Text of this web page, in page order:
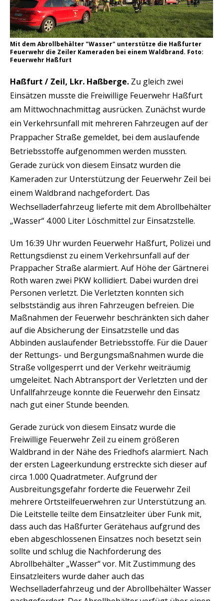
Mit dem Abrollbehälter "Wasser" unterstütze die Haßfurter
Feuerwehr die Zeiler Kameraden bei einem Waldbrand. Foto:
Feuerwehr Haßfurt
Haßfurt / Zeil, Lkr. Haßberge. Zu gleich zwei
Einsätzen musste die Freiwillige Feuerwehr Haßfurt
am Mittwochnachmittag ausrücken. Zunächst wurde
ein Verkehrsunfall mit mehreren Fahrzeugen auf der
Prappacher Straße gemeldet, bei dem auslaufende
Betriebsstoffe aufgenommen werden mussten.
Gerade zurück von diesem Einsatz wurden die
Kameraden zur Unterstützung der Feuerwehr Zeil bei
einem Waldbrand nachgefordert. Das
Wechselladerfahrzeug lieferte mit dem Abrollbehälter
„Wasser“ 4.000 Liter Löschmittel zur Einsatzstelle.
Um 16:39 Uhr wurden Feuerwehr Haßfurt, Polizei und
Rettungsdienst zu einem Verkehrsunfall auf der
Prappacher Straße alarmiert. Auf Höhe der Gärtnerei
Roth waren zwei PKW kollidiert. Dabei wurden drei
Personen verletzt. Die Verletzten konnten sich
selbstständig aus ihren Fahrzeugen befreien. Die
Maßnahmen der Feuerwehr beschränkten sich daher
auf die Absicherung der Einsatzstelle und das
Abbinden auslaufender Betriebsstoffe. Für die Dauer
der Rettungs- und Bergungsmaßnahmen wurde die
Straße vollgesperrt und der Verkehr weiträumig
umgeleitet. Nach Abtransport der Verletzten und der
Unfallfahrzeuge konnte die Feuerwehr den Einsatz
nach gut einer Stunde beenden.
Gerade zurück von diesem Einsatz wurde die
Freiwillige Feuerwehr Zeil zu einem größeren
Waldbrand in der Nähe des Friedhofs alarmiert. Nach
der ersten Lageerkundung erstreckte sich dieser auf
circa 1.000 Quadratmeter. Aufgrund der
Ausbreitungsgefahr forderte die Feuerwehr Zeil
mehrere Ortsteilfeuerwehren zur Unterstützung an.
Die Leitstelle teilte dem Einsatzleiter über Funk mit,
dass auch das Haßfurter Gerätehaus aufgrund des
eben abgeschlossenen Einsatzes noch besetzt sein
sollte und schlug die Nachforderung des
Abrollbehälter „Wasser“ vor. Mit Zustimmung des
Einsatzleiters wurde daher auch das
Wechselladerfahrzeug und der Abrollbehälter Wasser